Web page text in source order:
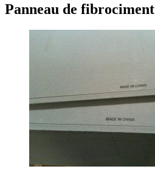
Panneau de fibrociment